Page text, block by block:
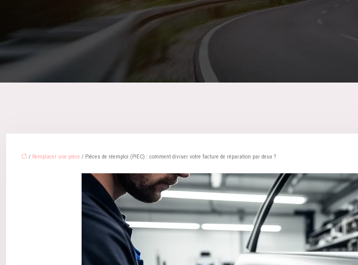
/ Remplacer une pièce / Pièces de réemploi (PIEC) : comment diviser votre facture de réparation par deux ?